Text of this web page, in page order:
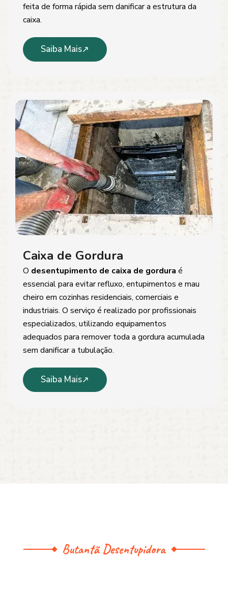
feita de forma rápida sem danificar a estrutura da
caixa.
Saiba Mais
Caixa de Gordura
O desentupimento de caixa de gordura é
essencial para evitar refluxo, entupimentos e mau
cheiro em cozinhas residenciais, comerciais e
industriais. O serviço é realizado por profissionais
especializados, utilizando equipamentos
adequados para remover toda a gordura acumulada
sem danificar a tubulação.
Saiba Mais
Butantã Desentupidora